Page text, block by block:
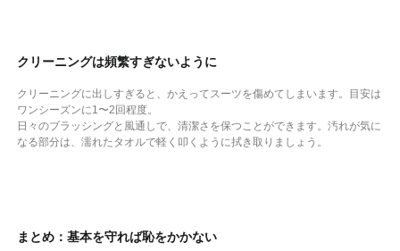
クリーニングは頻繁すぎないように
クリーニングに出しすぎると、かえってスーツを傷めてしまいます。目安は
ワンシーズンに1〜2回程度。
日々のブラッシングと風通しで、清潔さを保つことができます。汚れが気に
なる部分は、濡れたタオルで軽く叩くように拭き取りましょう。
まとめ：基本を守れば恥をかかない